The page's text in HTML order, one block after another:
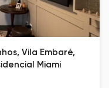
Vila Embaré,
Miami